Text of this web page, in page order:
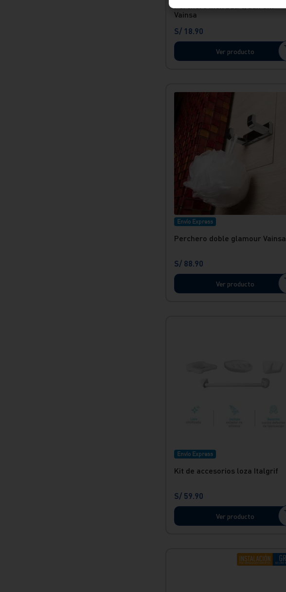
Vainsa
S/ 18.90
Ver producto
Envío Express
Perchero doble glamour Vainsa
S/ 88.90
Ver producto
Envío Express
Kit de accesorios loza Italgrif
S/ 59.90
Ver producto